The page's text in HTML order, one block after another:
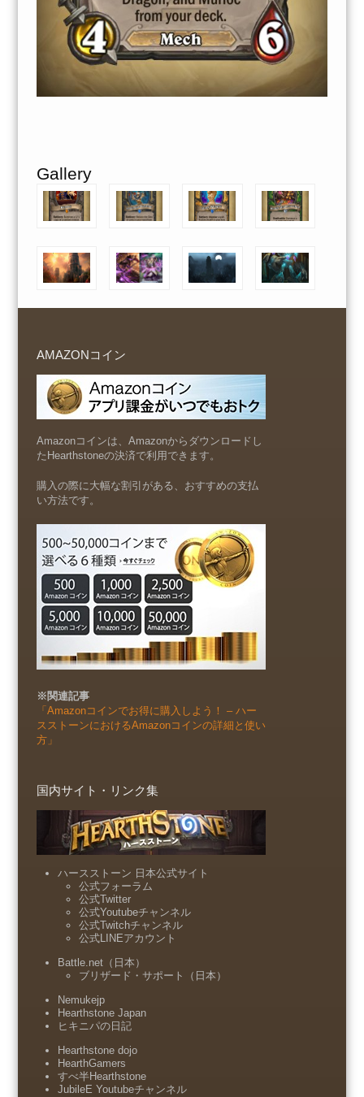
Gallery
AMAZONコイン
Amazonコインは、Amazonからダウンロードし
たHearthstoneの決済で利用できます。
購入の際に大幅な割引がある、おすすめの支払
い方法です。
※関連記事
「Amazonコインでお得に購入しよう！ – ハー
スストーンにおけるAmazonコインの詳細と使い
方」
国内サイト・リンク集
ハースストーン 日本公式サイト
公式フォーラム
公式Twitter
公式Youtubeチャンネル
公式Twitchチャンネル
公式LINEアカウント
Battle.net（日本）
ブリザード・サポート（日本）
Nemukejp
Hearthstone Japan
ヒキニパの日記
Hearthstone dojo
HearthGamers
すべ半Hearthstone
JubileE Youtubeチャンネル